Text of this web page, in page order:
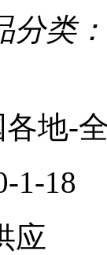
分类
地-
1-18
应